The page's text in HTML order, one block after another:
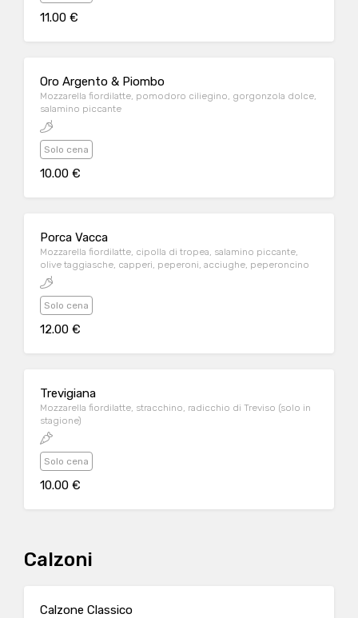
11.00 €
Oro Argento & Piombo
Mozzarella fiordilatte, pomodoro ciliegino, gorgonzola dolce,
salamino piccante
Solo cena
10.00 €
Porca Vacca
Mozzarella fiordilatte, cipolla di tropea, salamino piccante,
olive taggiasche, capperi, peperoni, acciughe, peperoncino
Solo cena
12.00 €
Trevigiana
Mozzarella fiordilatte, stracchino, radicchio di Treviso (solo in
stagione)
Solo cena
10.00 €
Calzoni
Calzone Classico